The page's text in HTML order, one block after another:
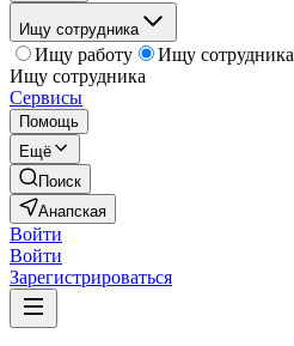
Ищу сотрудника
Ищу работу
Ищу сотрудника
Ищу сотрудника
Сервисы
Помощь
Ещё
Поиск
Анапская
Войти
Войти
Зарегистрироваться